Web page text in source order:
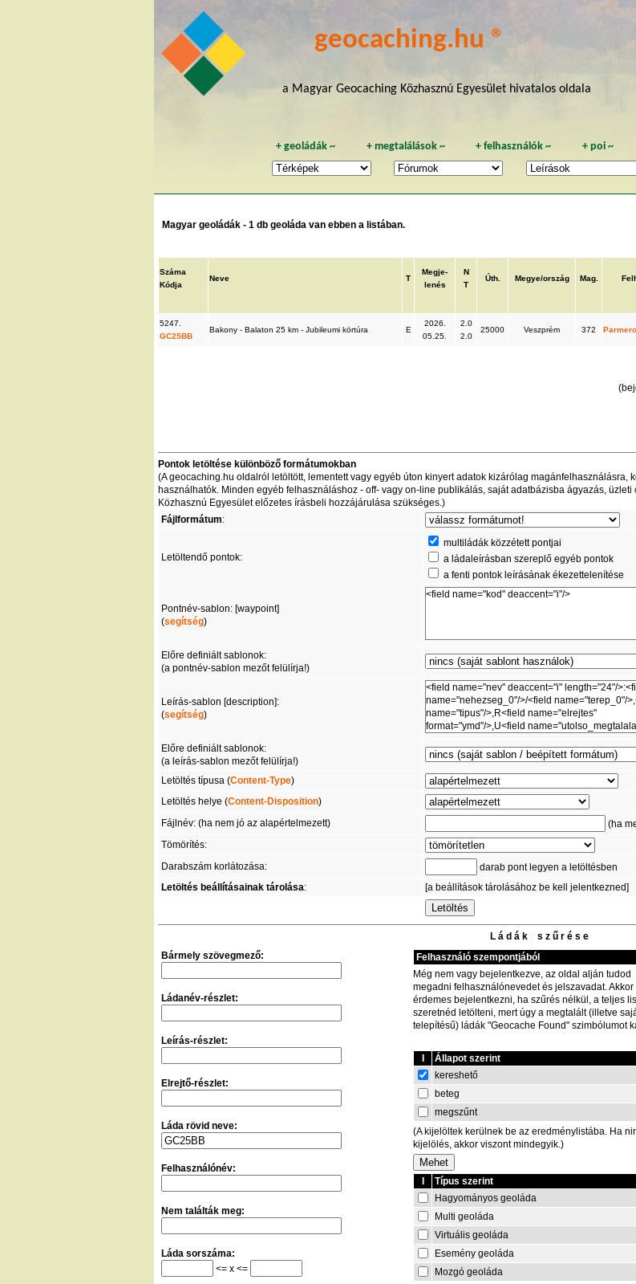
geocaching.hu ®
a Magyar Geocaching Közhasznú Egyesület hivatalos oldala
+geoládák ~ + megtalálások~ +felhasználók ~ + poi~
Magyar geoládák - 1 db geoláda van ebben a listában.
Száma
Kódja
Neve T
Megje-
lenés
N
T
Úth. Megye/ország Mag.
5247.
GC25BB
Bakony - Balaton 25 km - Jubileumi körtúra E
2026.
05.25.
2.0
2.0
25000 Veszprém 372
Pontok letöltése különböző formátumokban
(A geocaching.hu oldalról letöltött, lementett vagy egyéb úton kinyert adatok kizárólag
használhatók. Minden egyéb felhasználáshoz - off- vagy on-line publikálás, saját adatbázisba ágyazás,
Közhasznú Egyesület előzetes írásbeli hozzájárulása szükséges.)
Fájlformátum:
Letöltendő pontok:
multiládák közzétett pontjai
a ládaleírásban szereplő egyéb pontok
a fenti pontok leírásának ékezettelenítése
Pontnév-sablon: [waypoint]
(segítség)
Előre definiált sablonok:
(a pontnév-sablon mezőt felülírja!)
Leírás-sablon [description]:
(segítség)
Előre definiált sablonok:
(a leírás-sablon mezőt felülírja!)
Letöltés típusa (Content-Type)
Letöltés helye (Content-Disposition)
Fájlnév: (ha nem jó az alapértelmezett)
(ha
Tömörítés:
Darabszám korlátozása:
darab pont legyen a letöltésben
Letöltés beállításainak tárolása: [a beállítások tárolásához be kell jelentkezned]
L á d á k s z ű r é s e
Bármely szövegmező:
Ládanév-részlet:
Leírás-részlet:
Elrejtő-részlet:
Láda rövid neve:
Felhasználónév:
Nem találták meg:
Láda sorszáma:
<= x <=
Felhasználó szempontjából
Még nem vagy bejelentkezve, az oldal alján tudod
megadni felhasználónevedet és jelszavadat. Akkor
érdemes bejelentkezni, ha szűrés nélkül, a teljes
szeretnéd letölteni, mert úgy a megtalált (illetve
telepítésű) ládák "Geocache Found" szimbólumot
Állapot szerint
kereshető
beteg
megszűnt
(A kijelöltek kerülnek be az eredménylistába. Ha
kijelölés, akkor viszont mindegyik.)
Típus szerint
Hagyományos geoláda
Multi geoláda
Virtuális geoláda
Esemény geoláda
Mozgó geoláda